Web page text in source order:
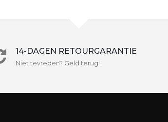
14-DAGEN RETOURGARANTIE
Niet tevreden? Geld terug!